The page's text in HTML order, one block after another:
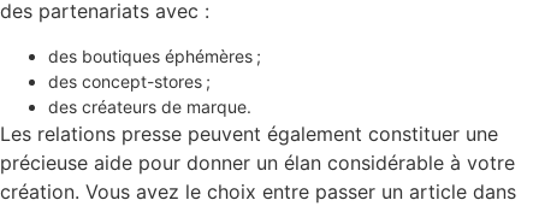
des partenariats avec :
des boutiques éphémères ;
des concept-stores ;
des créateurs de marque.
Les relations presse peuvent également constituer une
précieuse aide pour donner un élan considérable à votre
création. Vous avez le choix entre passer un article dans